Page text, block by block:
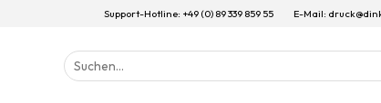
Support-Hotline: +49 (0) 89 339 859 55 E-Mail:
Suchen
nach: